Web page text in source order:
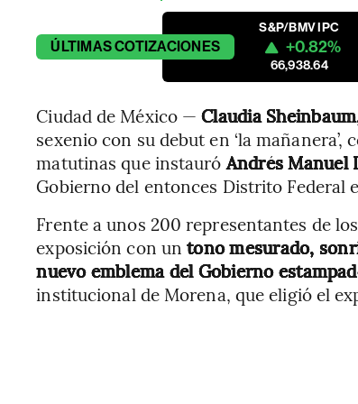
ÚLTIMASCOTIZACIONES
S&P/BMV IPC
+0.82%
66,938.64
Ciudad de México —Claudia
sexenio con su debut en ‘la
matutinas que instauróAndrés Manuel
Gobierno del entonces Distrito Federal
Frente a unos 200 representantes de
exposición con un tono mesurado,
nuevo emblema del Gobierno
institucional de Morena, que eligió el